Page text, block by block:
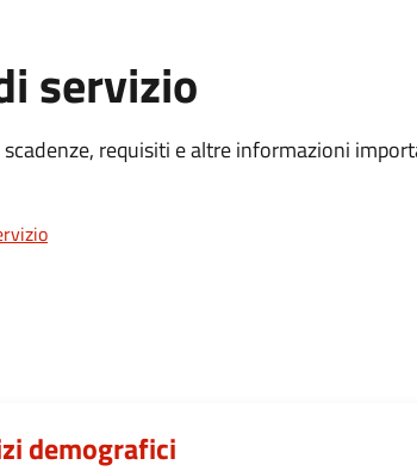
servizio
requisiti e altre informazioni
demografici